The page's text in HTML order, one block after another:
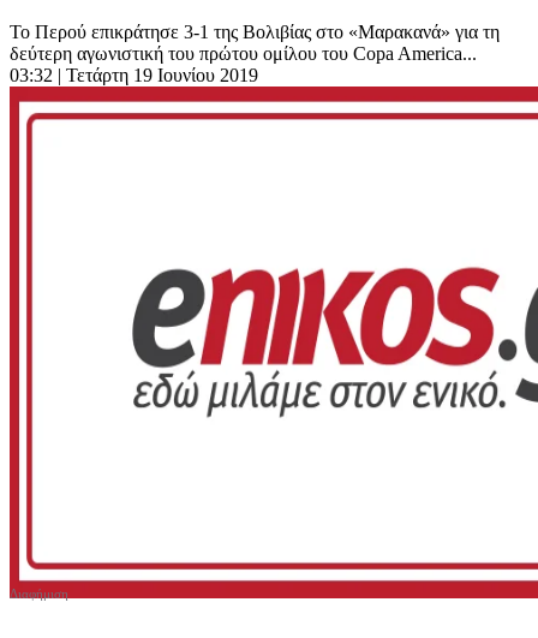
Το Περού επικράτησε 3-1 της Βολιβίας στο «Μαρακανά» για τη
δεύτερη αγωνιστική του πρώτου ομίλου του Copa America...
03:32 | Τετάρτη 19 Ιουνίου 2019